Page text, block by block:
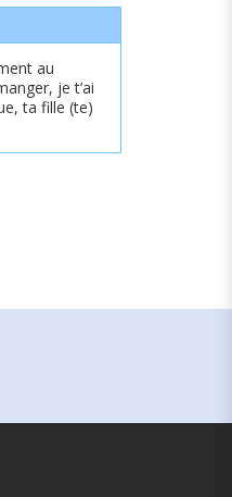
au
je t’ai
ta fille (te)